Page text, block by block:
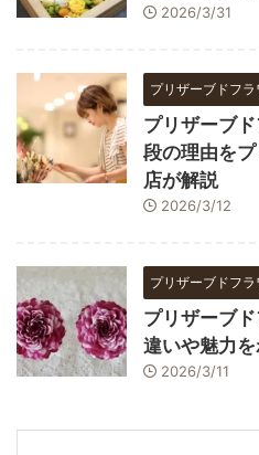
2026/3/31
プリザーブドフ
プリザーブ
段の理由を
店が解説
2026/3/12
プリザーブドフ
プリザーブ
違いや魅力
2026/3/11